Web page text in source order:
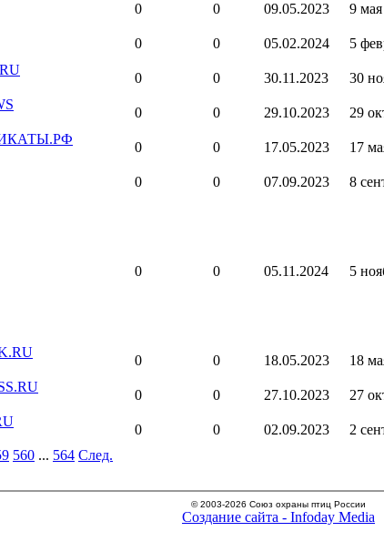
0 0 09.05.2023
9
0 0 05.02.2024
5
0 0 30.11.2023
30
0 0 29.10.2023
29
0 0 17.05.2023
17
0 0 07.09.2023
8
0 0 05.11.2024 5
0 0 18.05.2023
18
0 0 27.10.2023
27
0 0 02.09.2023
2
560 ... 564 След.
© 2003-2026 Союз охраны птиц России
Создание сайта - Infoday Media